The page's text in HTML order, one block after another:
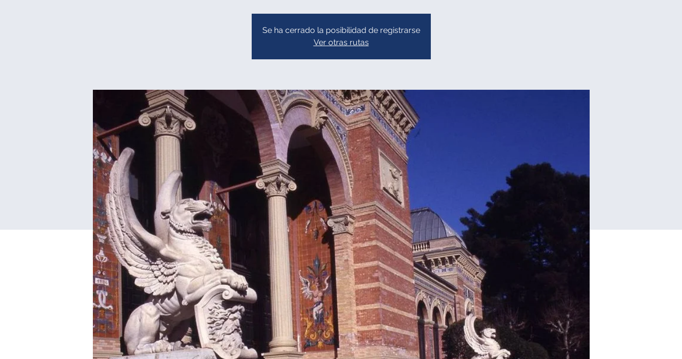
Se ha cerrado la posibilidad de registrarse
Ver otras rutas